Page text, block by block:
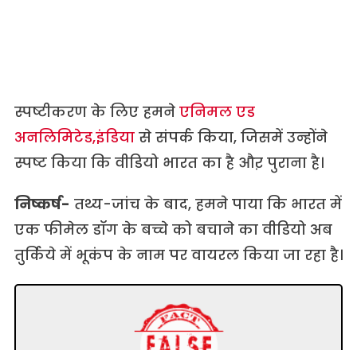
स्पष्टीकरण के लिए हमने एनिमल एड
अनलिमिटेड,इंडियासे संपर्क किया, जिसमें उन्होंने
स्पष्ट किया कि वीडियो भारत का है औऱ पुराना है।
निष्कर्ष- तथ्य-जांच के बाद, हमने पाया कि भारत में
एक फीमेल डॉग के बच्चे को बचाने का वीडियो अब
तुर्किये में भूकंप के नाम पर वायरल किया जा रहा है।